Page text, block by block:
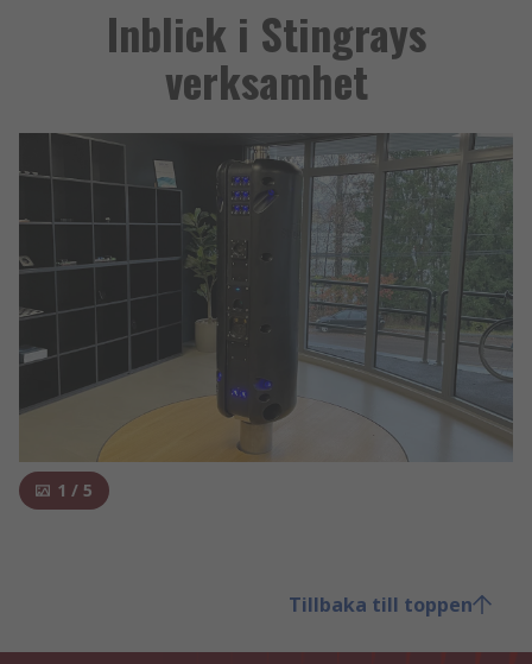
Inblick i Stingrays
verksamhet
1 / 5
Tillbaka till toppen